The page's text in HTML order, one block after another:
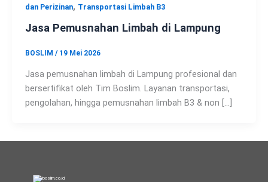
dan Perizinan, Transportasi Limbah B3
Jasa Pemusnahan Limbah di Lampung
BOSLIM / 19 Mei 2026
Jasa pemusnahan limbah di Lampung profesional dan
bersertifikat oleh Tim Boslim. Layanan transportasi,
pengolahan, hingga pemusnahan limbah B3 & non […]